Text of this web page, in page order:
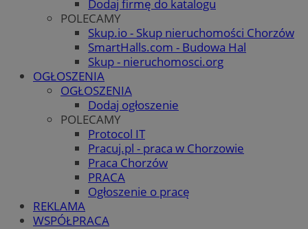
Dodaj firmę do katalogu
POLECAMY
Skup.io - Skup nieruchomości Chorzów
SmartHalls.com - Budowa Hal
Skup - nieruchomosci.org
OGŁOSZENIA
OGŁOSZENIA
Dodaj ogłoszenie
POLECAMY
Protocol IT
Pracuj.pl - praca w Chorzowie
Praca Chorzów
PRACA
Ogłoszenie o pracę
REKLAMA
WSPÓŁPRACA